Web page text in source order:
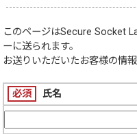
このページはSecure Socket
ーに送られます。
お送りいただいたお客様の情
必須 氏名